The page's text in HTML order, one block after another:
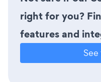
right for you?
features and